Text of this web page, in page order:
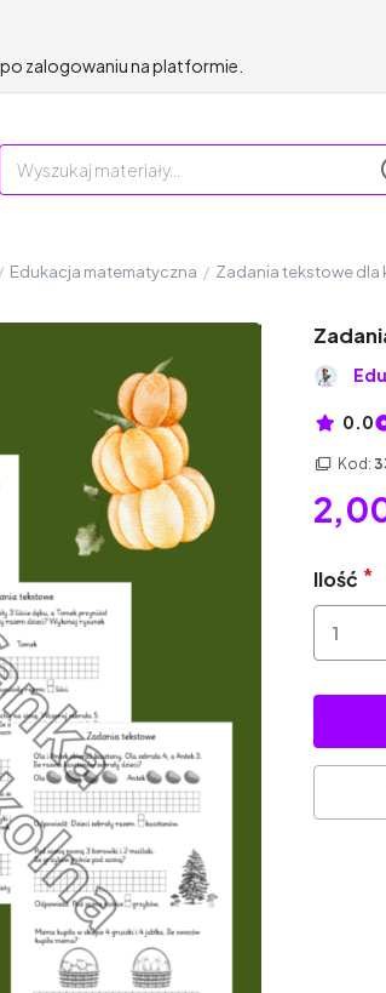
po zalogowaniu na platformie.
/ Edukacja matematyczna / Zadania tekstowe dla
0.0
Kod:
Ilość